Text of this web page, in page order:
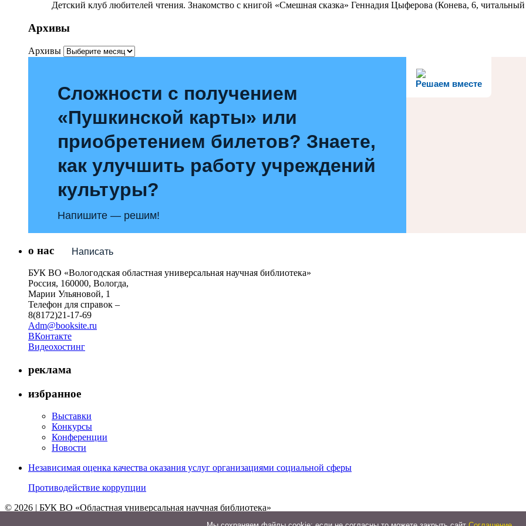
Детский клуб любителей чтения. Знакомство с книгой «Смешная сказка» Геннадия Цыферова (Конева, 6, читальный
Архивы
Архивы
Решаем вместе
Сложности с получением
«Пушкинской карты» или
приобретением билетов? Знаете,
как улучшить работу учреждений
культуры?
Напишите — решим!
Написать
о нас
БУК ВО «Вологодская областная универсальная научная библиотека»
Россия, 160000, Вологда,
Марии Ульяновой, 1
Телефон для справок –
8(8172)21-17-69
Adm@booksite.ru
ВКонтакте
Видеохостинг
реклама
избранное
Выставки
Конкурсы
Конференции
Новости
Независимая оценка качества оказания услуг организациями социальной сферы
Противодействие коррупции
© 2026 | БУК ВО «Областная универсальная научная библиотека»